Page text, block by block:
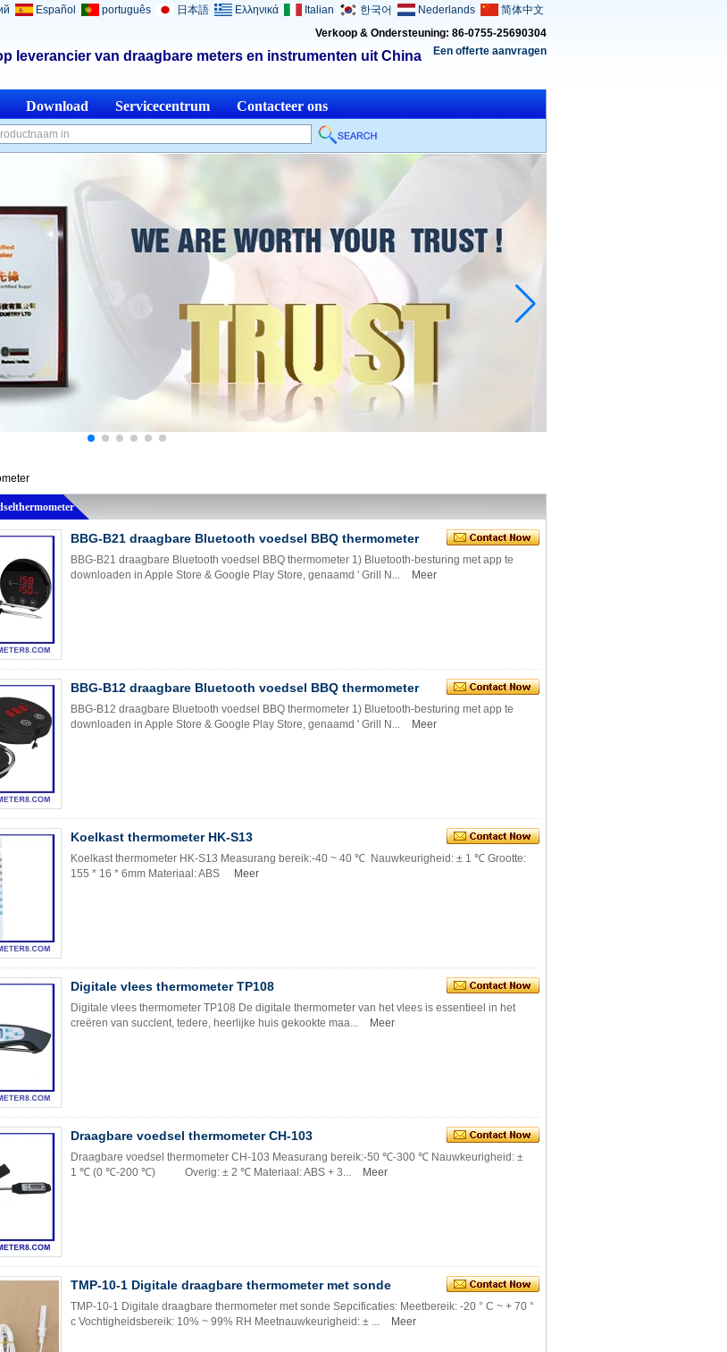
leverancier van draagbare meters en instrumenten uit China
Verkoop & Ondersteuning: 86-0755-25690304
Een offerte aanvragen
Español português 日本語 Ελληνικά Italian 한국어 Nederlands 简体中文
Download Servicecentrum Contacteer ons
BBG-B21 draagbare Bluetooth voedsel BBQ thermometer
BBG-B21 draagbare Bluetooth voedsel BBQ thermometer 1) Bluetooth-besturing met app te
downloaden in Apple Store & Google Play Store, genaamd ' Grill N...
Meer
BBG-B12 draagbare Bluetooth voedsel BBQ thermometer
BBG-B12 draagbare Bluetooth voedsel BBQ thermometer 1) Bluetooth-besturing met app te
downloaden in Apple Store & Google Play Store, genaamd ' Grill N...
Meer
Koelkast thermometer HK-S13
Koelkast thermometer HK-S13 Measurang bereik:-40 ~ 40 ℃ Nauwkeurigheid: ± 1 ℃ Grootte:
155 * 16 * 6mm Materiaal: ABS
Meer
Digitale vlees thermometer TP108
Digitale vlees thermometer TP108 De digitale thermometer van het vlees is essentieel in het
creëren van succlent, tedere, heerlijke huis gekookte maa...
Meer
Draagbare voedsel thermometer CH-103
Draagbare voedsel thermometer CH-103 Measurang bereik:-50 ℃-300 ℃ Nauwkeurigheid: ±
1 ℃ (0 ℃-200 ℃) Overig: ± 2 ℃ Materiaal: ABS + 3...
Meer
TMP-10-1 Digitale draagbare thermometer met sonde
TMP-10-1 Digitale draagbare thermometer met sonde Sepcificaties: Meetbereik: -20 ° C ~ + 70 °
c Vochtigheidsbereik: 10% ~ 99% RH Meetnauwkeurigheid: ± ...
Meer